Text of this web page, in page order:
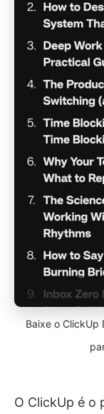
Baixe o ClickUp
O ClickUp é o